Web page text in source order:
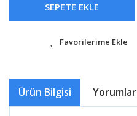
SEPETE EKLE
Ürün Bilgisi Yorumlar